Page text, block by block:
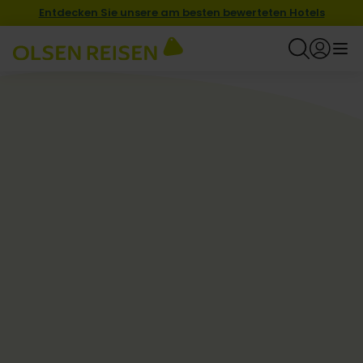
Entdecken Sie unsere am besten bewerteten Hotels